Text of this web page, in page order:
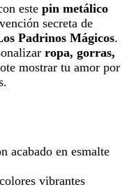
este pin metálico
secreta de
Padrinos Mágicos.
ropa, gorras,
mostrar tu amor por
acabado en esmalte
vibrantes